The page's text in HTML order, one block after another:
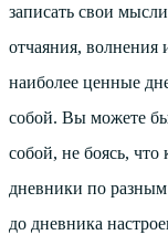
записать свои
отчаяния,
наиболее ценные
собой. Вы можете
собой, не боясь,
дневники по
до дневника